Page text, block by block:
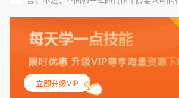
量指数（BMI）：捐赠者的BMI通常需要在
保其身体健康状况良好。过高的BMI可能与
联，包括不孕症和妊娠并发症。 生殖健康：
的月经期，无生殖障碍或异常问题。此外，
妇科检查，以确保其生殖系统的健康。 遗传
捐赠者及其家庭成员需要无严重的遗传病史
立即升级VIP